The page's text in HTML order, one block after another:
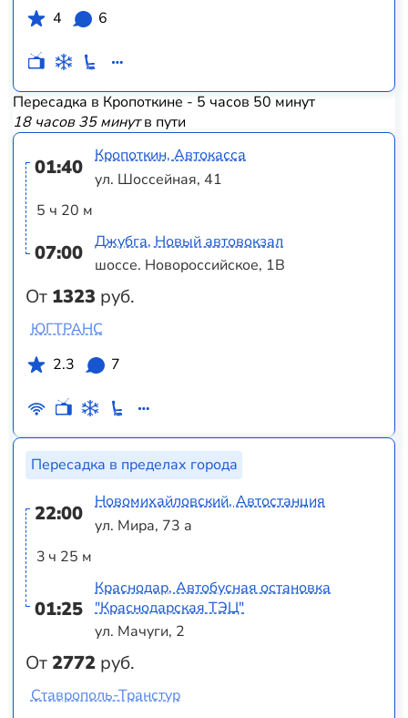
4
6
Пересадка в Кропоткине - 5 часов 50 минут
18 часов 35 минутв пути
01:40
5 ч 20 м
07:00
От 1323 руб.
Кропоткин, Автокасса
ул. Шоссейная, 41
Джубга, Новый автовокзал
шоссе. Новороссийское, 1В
ЮГТРАНС
2.3
7
Пересадка в пределах города
22:00
3 ч 25 м
01:25
От2772 руб.
Новомихайловский, Автостанция
ул. Мира, 73 а
Краснодар, Автобусная остановка
"Краснодарская ТЭЦ"
ул. Мачуги, 2
Ставрополь-Транстур